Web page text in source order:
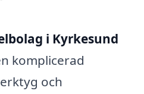
i Kyrkesund
komplicerad
och